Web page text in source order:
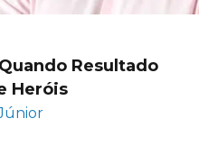
Resultado
Heróis